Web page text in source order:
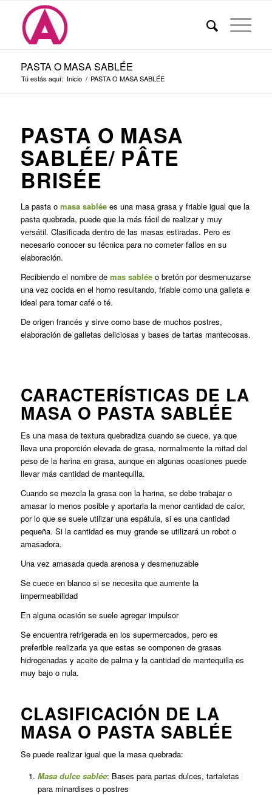
PASTA O MASA SABLÉE
Tú estás aquí: Inicio / PASTA O MASA SABLÉE
PASTA O MASA
SABLÉE/ PÂTE
BRISÉE
La pasta o masa sablée es una masa grasa y friable igual que la
pasta quebrada, puede que la más fácil de realizar y muy
versátil. Clasificada dentro de las masas estiradas. Pero es
necesario conocer su técnica para no cometer fallos en su
elaboración.
Recibiendo el nombre de mas sabléeo bretón por desmenuzarse
una vez cocida en el horno resultando, friable como una galleta e
ideal para tomar café o té.
De origen francés y sirve como base de muchos postres,
elaboración de galletas deliciosas y bases de tartas mantecosas.
CARACTERÍSTICAS DE LA
MASA O PASTA SABLÉE
Es una masa de textura quebradiza cuando se cuece, ya que
lleva una proporción elevada de grasa, normalmente la mitad del
peso de la harina en grasa, aunque en algunas ocasiones puede
llevar más cantidad de mantequilla.
Cuando se mezcla la grasa con la harina, se debe trabajar o
amasar lo menos posible y aportarla la menor cantidad de calor,
por lo que se suele utilizar una espátula, si es una cantidad
pequeña. Si la cantidad es muy grande se utilizará un robot o
amasadora.
Una vez amasada queda arenosa y desmenuzable
Se cuece en blanco si se necesita que aumente la
impermeabilidad
En alguna ocasión se suele agregar impulsor
Se encuentra refrigerada en los supermercados, pero es
preferible realizarla ya que estas se componen de grasas
hidrogenadas y aceite de palma y la cantidad de mantequilla es
muy bajo o nula.
CLASIFICACIÓN DE LA
MASA O PASTA SABLÉE
Se puede realizar igual que la masa quebrada:
Masa dulce sablée: Bases para partas dulces, tartaletas
para minardises o postres